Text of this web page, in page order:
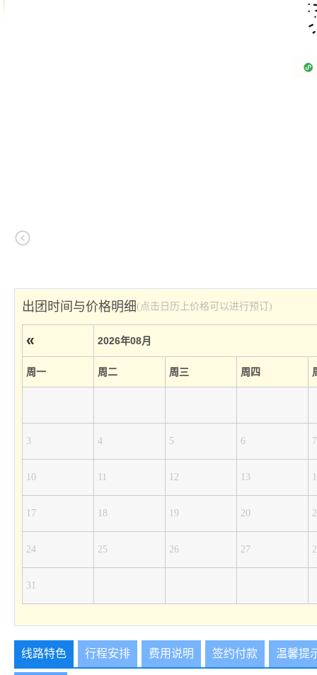
出团时间与价格明细(点击日历上价格可以进行预订)
« 2026年08月
周一 周二 周三 周四
3 4 5 6 7
10 11 12 13
17 18 19 20
24 25 26 27
31
线路特色 行程安排 费用说明 签约付款 温馨提